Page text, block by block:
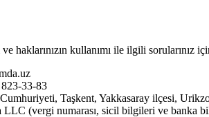
haklarınızın kullanımı ile ilgili sorularınız
33-83
Taşkent, Yakkasaray ilçesi,
(vergi numarası, sicil bilgileri ve banka